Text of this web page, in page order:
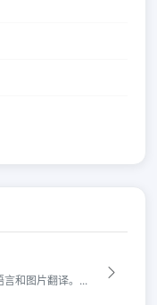
和图片翻译。...